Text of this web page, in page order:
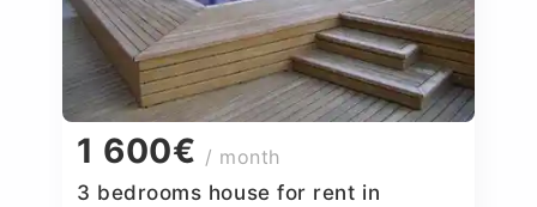
1 600€ / month
3 bedrooms house for rent in